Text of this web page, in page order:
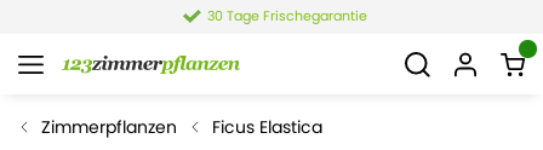
30 Tage Frischegarantie
Zimmerpflanzen Ficus Elastica